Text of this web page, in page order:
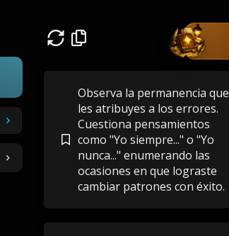
Observa la permanencia que
les atribuyes a los errores.
Cuestiona pensamientos
como "Yo siempre..." o "Yo
nunca..." enumerando las
ocasiones en que lograste
cambiar patrones con éxito.